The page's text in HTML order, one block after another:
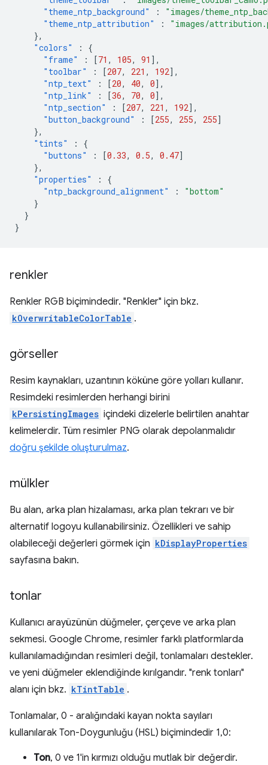
"theme_ntp_background"
:
"images/
"theme_ntp_attribution"
:
"images/
},
"colors"
:
{
"frame"
: [71 , 105, 91 ],
"toolbar"
: [207, 221 , 192],
"ntp_text"
: [20, 40, 0],
"ntp_link"
: [36, 70, 0],
"ntp_section"
: [207, 221 , 192],
"button_background"
: [255, 255, 255]
},
"tints"
:
{
"buttons"
: [0.33, 0.5, 0.47]
},
"properties"
:
{
"ntp_background_alignment"
:
"bottom"
}
}
}
renkler
Renkler RGB biçimindedir. "Renkler" için bkz.
kOverwritableColorTable .
görseller
Resim kaynakları, uzantının köküne göre yolları kullanır.
Resimdeki resimlerden herhangi birini
kPersistingImages içindeki dizelerle belirtilen anahtar
kelimelerdir. Tüm resimler PNG olarak depolanmalıdır
doğru şekilde oluşturulmaz.
mülkler
Bu alan, arka plan hizalaması, arka plan tekrarı ve bir
alternatif logoyu kullanabilirsiniz. Özellikleri ve sahip
olabileceği değerleri görmek için kDisplayProperties
sayfasına bakın.
tonlar
Kullanıcı arayüzünün düğmeler, çerçeve ve arka plan
sekmesi. Google Chrome, resimler farklı platformlarda
kullanılamadığından resimleri değil, tonlamaları destekler.
ve yeni düğmeler eklendiğinde kırılgandır. "renk tonları"
alanı için bkz. kTintTable .
Tonlamalar, 0 - aralığındaki kayan nokta sayıları
kullanılarak Ton-Doygunluğu (HSL) biçimindedir 1,0:
Ton, 0 ve 1'in kırmızı olduğu mutlak bir değerdir.